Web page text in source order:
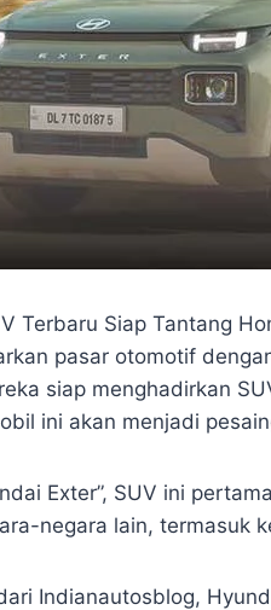
Terbaru Siap Tantang
pasar otomotif
siap menghadirkan
ini akan menjadi
Exter”, SUV ini
negara lain, termasuk
Indianautosblog,